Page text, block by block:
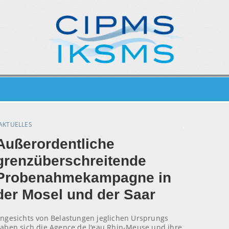
in
Mosel und der Saar
von Belastungen jeglichen Ursprungs